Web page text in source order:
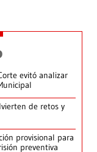
evitó analizar
de retos y
provisional para
preventiva